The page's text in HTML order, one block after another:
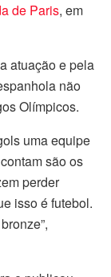
de Paris, em
atuação e pela
não
Olímpicos.
uma equipe
são os
perder
isso é futebol.